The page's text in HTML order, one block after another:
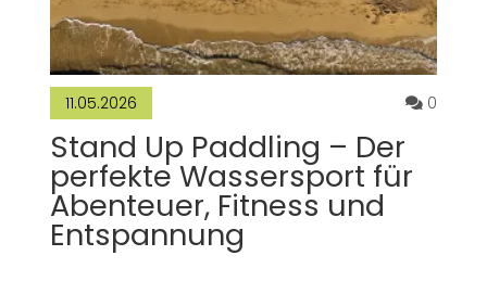
11.05.2026 0
Stand Up Paddling – Der
perfekte Wassersport für
Abenteuer, Fitness und
Entspannung